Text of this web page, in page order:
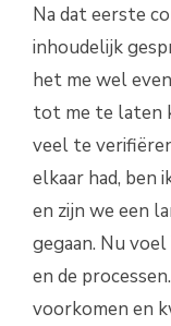
Na dat eerste
inhoudelijk
het me wel
tot me te laten
veel te
elkaar had, ben
en zijn we een
gegaan. Nu
en de
voorkomen en